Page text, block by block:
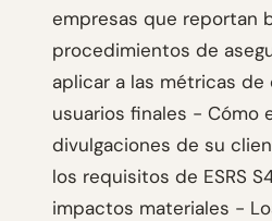
empresas que reportan
procedimientos de
aplicar a las métricas
usuarios finales - Cómo
divulgaciones de su
los requisitos de ESRS
impactos materiales -